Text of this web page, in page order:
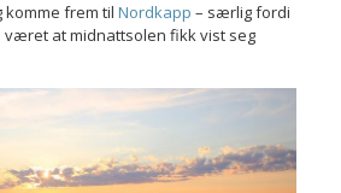
frem til Nordkapp – særlig fordi
været at midnattsolen fikk vist seg